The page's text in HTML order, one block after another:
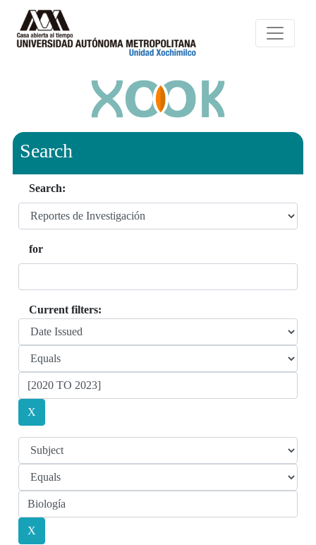
Search
Search:
for
Current filters: